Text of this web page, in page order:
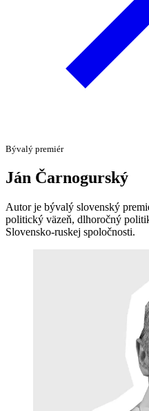
Bývalý premiér
Ján Čarnogurský
Autor je bývalý slovenský
politický väzeň, dlhoročný
Slovensko-ruskej spoločnosti.